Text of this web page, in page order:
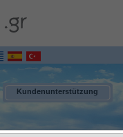
Kundenunterstützung